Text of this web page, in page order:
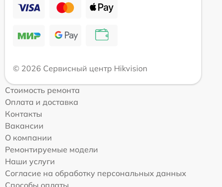
© 2026 Сервисный центр Hikvision
Стоимость ремонта
Оплата и доставка
Контакты
Вакансии
О компании
Ремонтируемые модели
Наши услуги
Согласие на обработку персональных данных
Способы оплаты